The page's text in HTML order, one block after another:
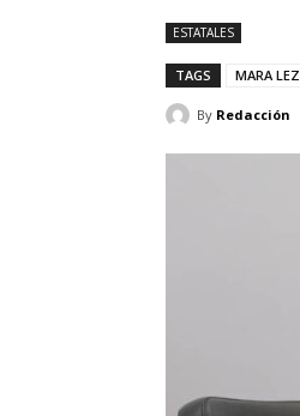
ESTATALES
TAGS MARA
By Redacción